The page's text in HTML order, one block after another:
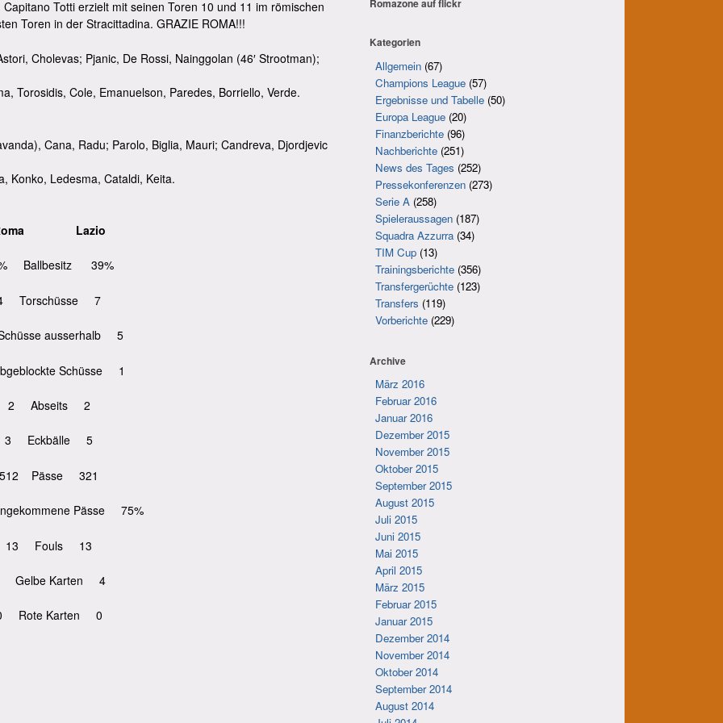
Totti erzielt mit seinen Toren 10 und 11 im römischen
Toren in der Stracittadina. GRAZIE ROMA!!!
Cholevas; Pjanic, De Rossi, Nainggolan (46′ Strootman);
Torosidis, Cole, Emanuelson, Paredes, Borriello, Verde.
Cana, Radu; Parolo, Biglia, Mauri; Candreva, Djordjevic
Konko, Ledesma, Cataldi, Keita.
Lazio
Ballbesitz 39%
Torschüsse 7
ausserhalb 5
Schüsse 1
2 Abseits 2
3 Eckbälle 5
512 Pässe 321
Pässe 75%
13 Fouls 13
Gelbe Karten 4
Rote Karten 0
Romazone aufflickr
Kategorien
Allgemein (67)
Champions League (57)
Ergebnisse und Tabelle (50)
Europa League (20)
Finanzberichte (96)
Nachberichte (251)
News des Tages (252)
Pressekonferenzen (273)
Serie A (258)
Spieleraussagen (187)
Squadra Azzurra (34)
TIM Cup (13)
Trainingsberichte (356)
Transfergerüchte (123)
Transfers (119)
Vorberichte (229)
Archive
März 2016
Februar 2016
Januar 2016
Dezember 2015
November 2015
Oktober 2015
September 2015
August 2015
Juli 2015
Juni 2015
Mai 2015
April 2015
März 2015
Februar 2015
Januar 2015
Dezember 2014
November 2014
Oktober 2014
September 2014
August 2014